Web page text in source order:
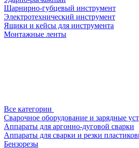
Шарнирно-губцевый инструмент
Электротехнический инструмент
Ящики и кейсы для инструмента
Монтажные ленты
Все категории
Сварочное оборудование и зарядные
Аппараты для аргонно-дуговой сварки
Аппараты для сварки и резки
Бензорезы